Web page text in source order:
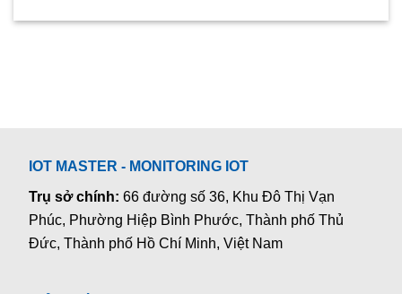
IOT MASTER - MONITORING IOT
Trụ sở chính:66 đường số 36, Khu Đô Thị Vạn
Phúc, Phường Hiệp Bình Phước, Thành phố Thủ
Đức, Thành phố Hồ Chí Minh, Việt Nam